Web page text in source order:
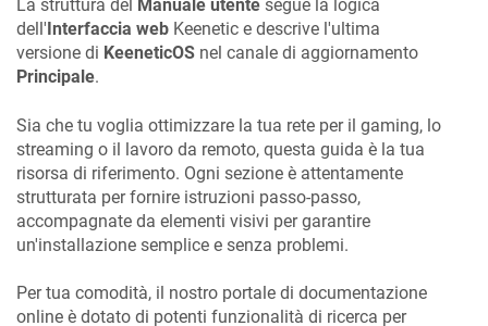
La struttura del Manuale utente segue la logica
dell' Interfaccia web Keenetic e descrive l'ultima
versione di KeeneticOS nel canale di aggiornamento
Principale.
Sia che tu voglia ottimizzare la tua rete per il gaming, lo
streaming o il lavoro da remoto, questa guida è la tua
risorsa di riferimento. Ogni sezione è attentamente
strutturata per fornire istruzioni passo-passo,
accompagnate da elementi visivi per garantire
un'installazione semplice e senza problemi.
Per tua comodità, il nostro portale di documentazione
online è dotato di potenti funzionalità di ricerca per